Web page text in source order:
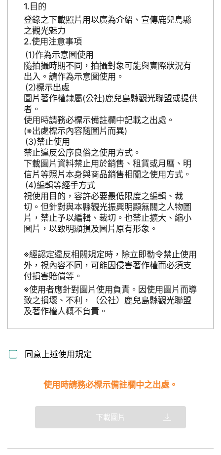
目的
登錄之下載照片用以廣為介紹、宣傳鹿兒島縣
之觀光魅力
使用注意事項
作為示意圖使用
隨拍攝時期不同，拍攝對象可能與實際狀況有
出入。請作為示意圖使用。
標示出處
圖片著作權隸屬(公社)鹿兒島縣觀光聯盟或提供
者。
使用時請務必標示備註欄中記載之出處。
(※出處標示內容隨圖片而異)
禁止使用
禁止違反公序良俗之使用方式。
下載圖片資料禁止用於銷售、租賃或月曆、明
信片等照片本身與商品銷售相關之使用方式。
編輯等經手方式
視使用目的，容許必要最低限度之編輯、裁
切。但針對與本縣觀光振興明顯無關之人物圖
片，禁止予以編輯、裁切。也禁止擴大、縮小
圖片，以致明顯損及圖片原有形象。
※經認定違反相關規定時，除立即勒令禁止使用
外，視內容不同，可能因侵害著作權而必須支
付損害賠償等。
※使用者應針對圖片使用負責。因使用圖片而導
致之損壞、不利，（公社）鹿兒島縣觀光聯盟
及著作權人概不負責。
同意上述使用規定
使用時請務必標示備註欄中之出處。
下載圖片